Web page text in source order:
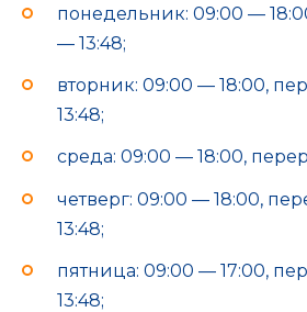
понедельник: 09:00 —
— 13:48;
вторник: 09:00 — 18:00,
13:48;
среда: 09:00 — 18:00,
четверг: 09:00 — 18:00,
13:48;
пятница: 09:00 — 17:00,
13:48;